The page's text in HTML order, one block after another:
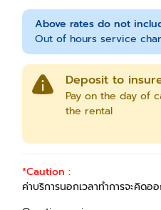
Above rates do not
Out of hours service
Deposit to
Pay on the day of
the rental
*Caution :
ค่าบริการนอกเวลาทำการจะคิดอ